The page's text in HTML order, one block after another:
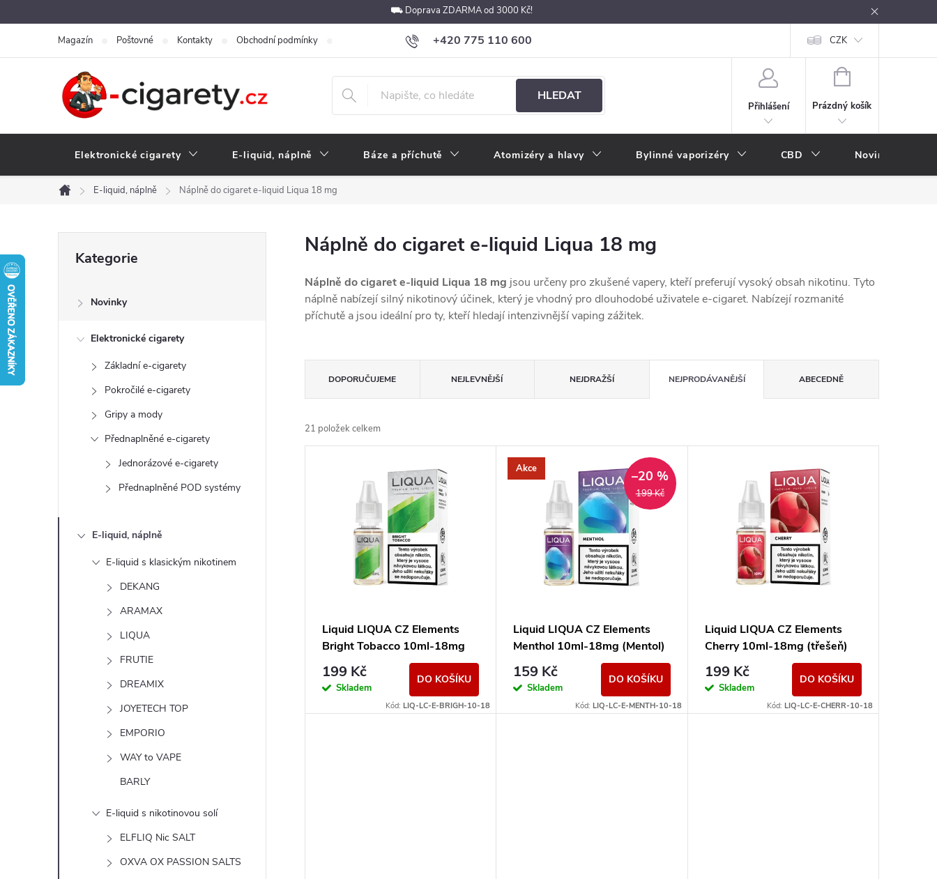
na
⛟ Doprava ZDARMA od 3000 Kč!
+420 775 110 600
obchod@e-cigarety.cz
Magazín Poštovné Kontakty Obchodní podmínky Podmínky ochrany osobních údajů Velkoobchod Vše o e-kouření Nákupní rádce
CZK
HLEDAT
Přihlášení
NÁKUPNÍ
Prázdný košík
Elektronické cigarety E-liquid, náplně Báze a příchutě Atomizéry a hlavy Bylinné vaporizéry CBD Novinky
Domů
E-liquid, náplně Náplně do cigaret e-liquid Liqua 18 mg
í
kategorie
Kategorie
Novinky
Elektronické cigarety
Základní e-cigarety
Pokročilé e-cigarety
Gripy a mody
Přednaplněné e-cigarety
Jednorázové e-cigarety
Přednaplněné POD systémy
E-liquid, náplně
E-liquid s klasickým nikotinem
DEKANG
ARAMAX
LIQUA
FRUTIE
DREAMIX
JOYETECH TOP
EMPORIO
WAY to VAPE
BARLY
E-liquid s nikotinovou solí
ELFLIQ Nic SALT
OXVA OX PASSION SALTS
Náplně do cigaret e-liquid Liqua 18 mg
Náplně do cigaret e-liquid Liqua 18 mg jsou určeny pro zkušené vapery, kteří preferují vysoký obsah nikotinu. Tyto
náplně nabízejí silný nikotinový účinek, který je vhodný pro dlouhodobé uživatele e-cigaret. Nabízejí rozmanité
příchutě a jsou ideální pro ty, kteří hledají intenzivnější vaping zážitek.
a
z
u
DOPORUČUJEME NEJLEVNĚJŠÍ NEJDRAŽŠÍ NEJPRODÁVANĚJŠÍ ABECEDNĚ
21 položek celkem
o
Liquid LIQUA CZ Elements
Bright Tobacco 10ml-18mg
(čistá tabáková příchuť)
199 Kč
Skladem
DO KOŠÍKU
Kód:LIQ-LC-E-BRIGH-10-18
Akce
199 Kč
–20 %
Liquid LIQUA CZ Elements
Menthol 10ml-18mg (Mentol)
159 Kč
Skladem
DO KOŠÍKU
Kód: LIQ-LC-E-MENTH-10-18
Liquid LIQUA CZ Elements
Cherry 10ml-18mg (třešeň)
199 Kč
Skladem
DO KOŠÍKU
Kód: LIQ-LC-E-CHERR-10-18